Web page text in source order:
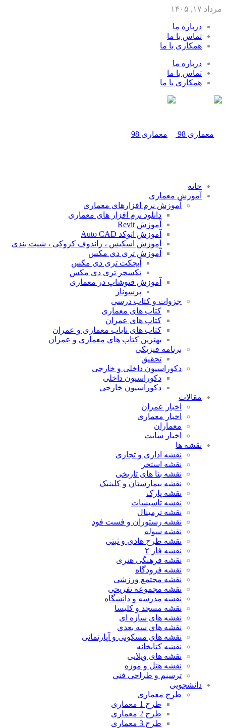
مرداد ۱۷, ۱۴۰۵
درباره ما
تماس با ما
همکاری با ما
درباره ما
تماس با ما
همکاری با ما
خانه
آموزش معماری
آموزش نرم افزارهای معماری
دانلود نرم افزار های معماری
آموزش Revit
آموزش اتوکد Auto CAD
آموزش اسکیس ، راندوف کروکی ، شیت بندی
آموزش تری دی مکس
آبجکت تری دی مکس
تکسچر تری دی مکس
آموزش فتوشاپ در معماری
پرسوناژ
جزوات و کتاب درسی
کتاب های معماری
کتاب های عمران
کتاب های نایاب معماری و عمران
بهترین کتاب های معماری و عمران
برنامه فیزیکی
تحقیق
دکوراسیون داخلی و خارجی
دکوراسیون داخلی
دکوراسیون خارجی
مقالات
اخبار عمران
اخبار معماری
معماران
اخبار سایت
نقشه ها
نقشه اداری و تجاری
نقشه استخر
نقشه بنا های تاریخی
نقشه بیمارستان و کلینیک
نقشه پارک
نقشه تاسیسات
نقشه ترمینال
نقشه رستوران و فست فود
نقشه سوله
نقشه طرح هادی و ثبتی
نقشه فاز ۲
نقشه فرهنگی هنری
نقشه فرودگاه
نقشه مجتمع ورزشی
نقشه مجموعه تفریحی
نقشه مدرسه و دانشگاه
نقشه مسجد و کلیسا
نقشه های سازه ای
نقشه های سه بعدی
نقشه های مسکونی و آپارتمانی
نقشه کتابخانه
نقشه های ویلایی
نقشه هتل و موزه
ترسیم و طراحی فنی
دانشجویی
طرح معماری
طرح 1 معماری
طرح 2 معماری
طرح 3 معماری